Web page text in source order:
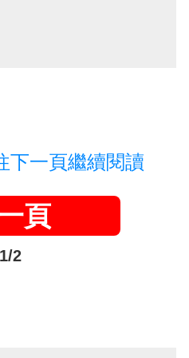
下一頁繼續閱讀
頁
1/2